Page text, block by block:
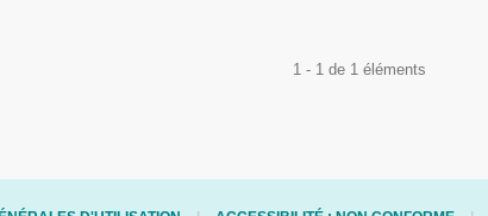
1 - 1 de 1 éléments